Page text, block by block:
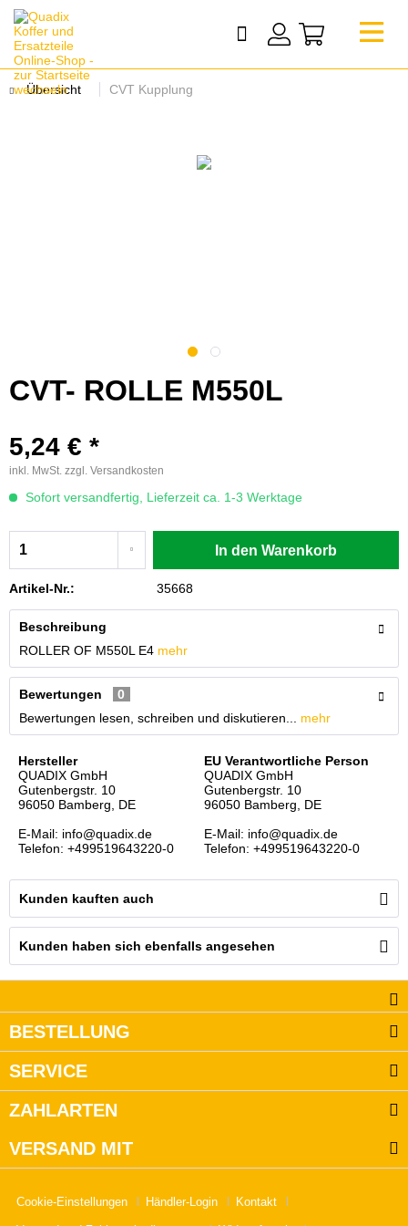
Übersicht CVT Kupplung
CVT- ROLLE M550L
5,24 € *
inkl. MwSt. zzgl. Versandkosten
Sofort versandfertig, Lieferzeit ca. 1-3 Werktage
In den Warenkorb
Artikel-Nr.: 35668
Beschreibung
ROLLER OF M550L E4 mehr
Bewertungen
0
Bewertungen lesen, schreiben und diskutieren...
mehr
Hersteller
QUADIX GmbH
Gutenbergstr. 10
96050 Bamberg, DE
E-Mail: info@quadix.de
Telefon: +499519643220-0
EU Verantwortliche Person
QUADIX GmbH
Gutenbergstr. 10
96050 Bamberg, DE
E-Mail: info@quadix.de
Telefon: +499519643220-0
Kunden kauften auch
Kunden haben sich ebenfalls angesehen
BESTELLUNG
SERVICE
ZAHLARTEN
VERSAND MIT
Cookie-Einstellungen Händler-Login Kontakt